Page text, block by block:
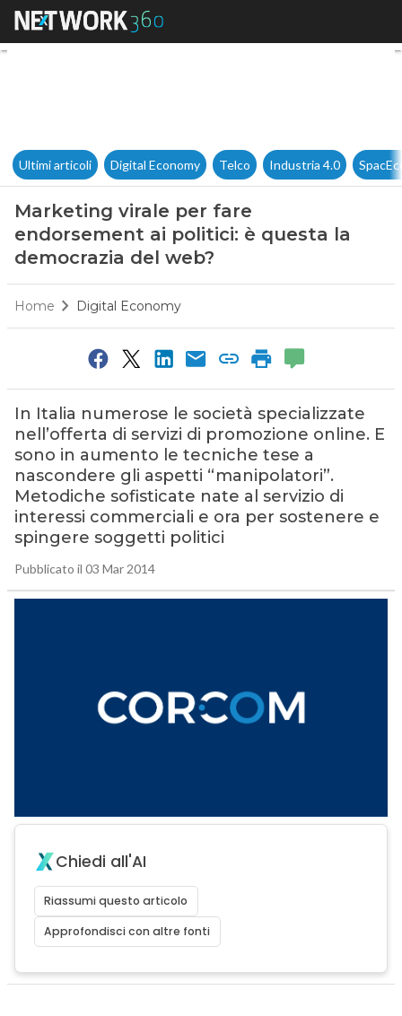
Marketing virale per fare
Ultimi articoli Digital Economy Telco Industria 4.0
Marketing virale per fare
endorsement ai politici: è questa la
democrazia del web?
Home Digital Economy
In Italia numerose le società specializzate
nell’offerta di servizi di promozione online. E
sono in aumento le tecniche tese a
nascondere gli aspetti “manipolatori”.
Metodiche sofisticate nate al servizio di
interessi commerciali e ora per sostenere e
spingere soggetti politici
Pubblicato il 03 Mar 2014
Chiedi all'AI
Riassumi questo articolo
Approfondisci con altre fonti